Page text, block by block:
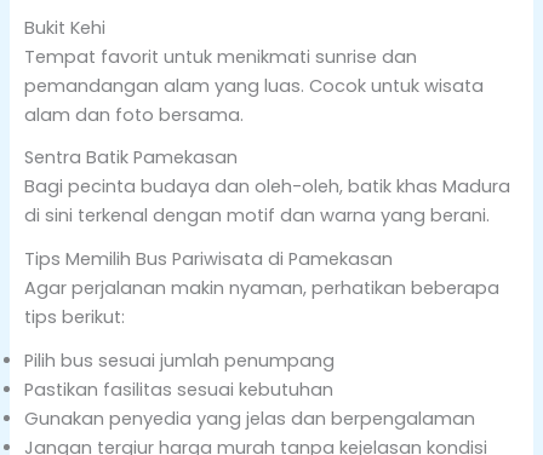
Bukit Kehi
Tempat favorit untuk menikmati sunrise dan
pemandangan alam yang luas. Cocok untuk wisata
alam dan foto bersama.
Sentra Batik Pamekasan
Bagi pecinta budaya dan oleh-oleh, batik khas Madura
di sini terkenal dengan motif dan warna yang berani.
Tips Memilih Bus Pariwisata di Pamekasan
Agar perjalanan makin nyaman, perhatikan beberapa
tips berikut:
Pilih bus sesuai jumlah penumpang
Pastikan fasilitas sesuai kebutuhan
Gunakan penyedia yang jelas dan berpengalaman
Jangan tergiur harga murah tanpa kejelasan kondisi